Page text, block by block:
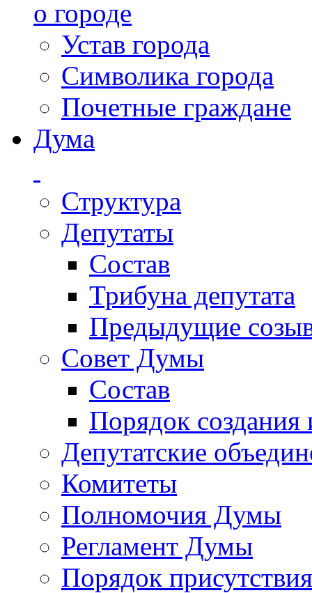
о городе
Устав города
Символика города
Почетные граждане
Дума
Структура
Депутаты
Состав
Трибуна депутата
Предыдущие
Совет Думы
Состав
Порядок создания
Депутатские
Комитеты
Полномочия Думы
Регламент Думы
Порядок